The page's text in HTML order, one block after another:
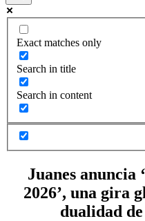
Exact matches only
Search in title
Search in content
Juanes anuncia
2026’, una gira
dualidad de